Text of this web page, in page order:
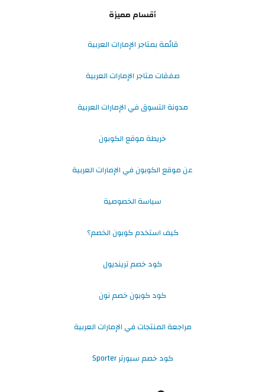
أقسام مميزة
قائمة بمتاجر الإمارات العربية
صفقات متاجر الإمارات العربية
مدونة التسوق في الإمارات العربية
خريطة موقع الكوبون
عن موقع الكوبون في الإمارات العربية
سياسة الخصوصية
كيف استخدم كوبون الخصم؟
كود خصم ترينديول
كود كوبون خصم نون
مراجعة المنتجات في الإمارات العربية
كود خصم سبورتر Sporter